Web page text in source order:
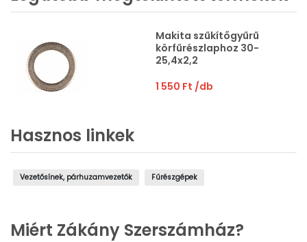
Makita szűkítőgyűrű
körfűrészlaphoz 30-
25,4x2,2
1 550 Ft /db
Hasznos linkek
Vezetősínek, párhuzamvezetők Fűrészgépek
Miért Zákány Szerszámház?